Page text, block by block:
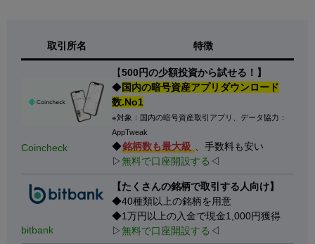
取引所名 特徴
Coincheck
【500円の少額投資から試せる！】
◆国内の暗号資産アプリダウンロード
数.No1
※対象：国内の暗号資産取引アプリ、データ協力：
AppTweak
◆銘柄数も最大級 、手数料も安い
▷無料で口座開設する ◁
bitbank
【たくさんの銘柄で取引する人向け】
◆40種類以上の銘柄を用意
◆1万円以上の入金で現金1,000円獲得
▷無料で口座開設する ◁